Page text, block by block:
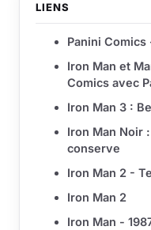
LIENS
Panini
Iron Man et
Comics avec
Iron Man 3 :
Iron Man Noir
conserve
Iron Man 2 -
Iron Man 2
Iron Man -